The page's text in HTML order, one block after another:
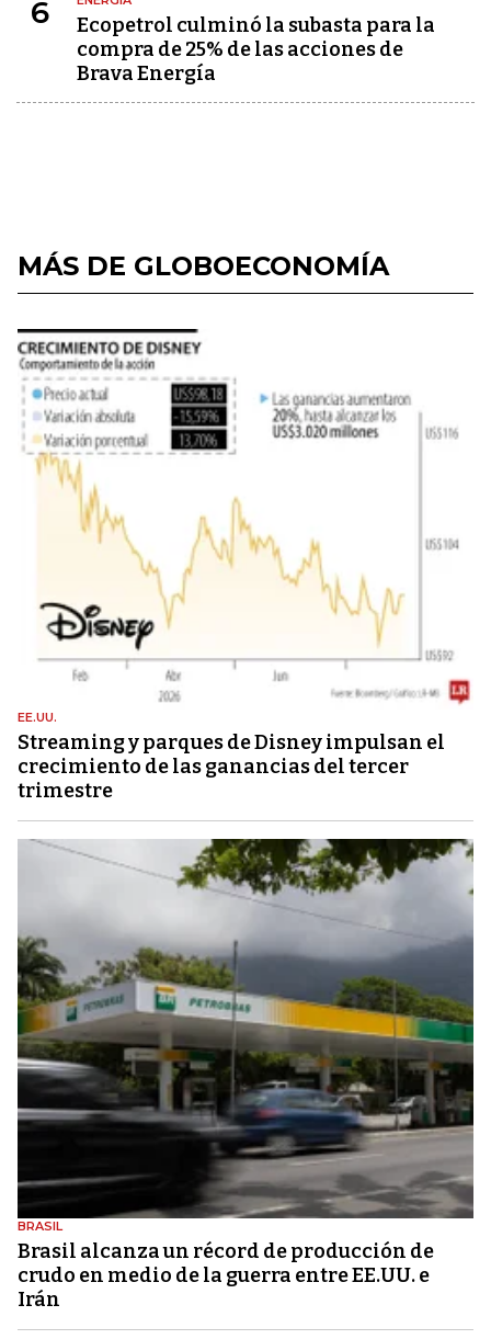
6
Ecopetrol culminó la subasta para la
compra de 25% de las acciones de
Brava Energía
MÁS DE GLOBOECONOMÍA
EE.UU.
Streaming y parques de Disney impulsan el
crecimiento de las ganancias del tercer
trimestre
BRASIL
Brasil alcanza un récord de producción de
crudo en medio de la guerra entre EE.UU. e
Irán